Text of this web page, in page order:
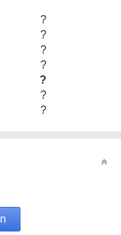
?
?
?
?
?
?
?